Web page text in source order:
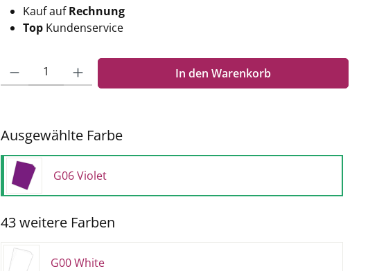
Kauf aufRechnung
TopKundenservice
Produkt Anzahl: Gib den gewünschten Wert ein oder benutze die Schaltflächen um die Anzahl zu
In den Warenkorb
Ausgewählte Farbe
G06 Violet
43 weitere Farben
G00 White